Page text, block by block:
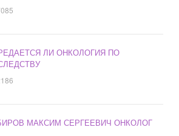
ЛИ ОНКОЛОГИЯ ПО
МАКСИМ СЕРГЕЕВИЧ ОНКОЛОГ